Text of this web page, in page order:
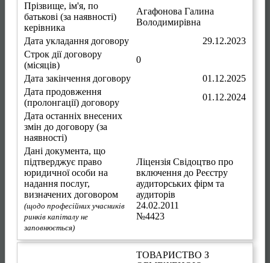
Прізвище, ім'я, по
батькові (за наявності)
керівника
Агафонова Галина
Володимирівна
Дата укладання договору
29.12.2023
Строк дії договору
(місяців)
0
Дата закінчення договору
01.12.2025
Дата продовження
(пролонгації) договору
01.12.2024
Дата останніх внесених
змін до договору (за
наявності)
Дані документа, що
підтверджує право
юридичної особи на
надання послуг,
визначених договором
(щодо професійних учасників
ринків капіталу не
заповнюється)
Ліцензія Свідоцтво про
включення до Реєстру
аудиторських фірм та
аудиторів
24.02.2011
№4423
ТОВАРИСТВО З